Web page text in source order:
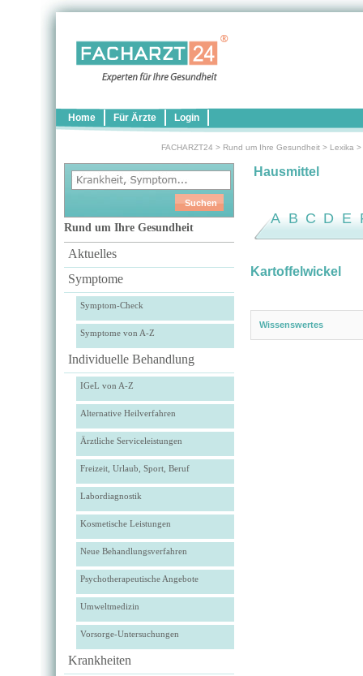
Home Für Ärzte Login
FACHARZT24 > Rund um Ihre Gesundheit > Lexika >
Rund um Ihre Gesundheit
Aktuelles
Symptome
Symptom-Check
Symptome von A-Z
Individuelle Behandlung
IGeL von A-Z
Alternative Heilverfahren
Ärztliche Serviceleistungen
Freizeit, Urlaub, Sport, Beruf
Labordiagnostik
Kosmetische Leistungen
Neue Behandlungsverfahren
Psychotherapeutische Angebote
Umweltmedizin
Vorsorge-Untersuchungen
Krankheiten
Hausmittel
A B C D E
Kartoffelwickel
Wissenswertes